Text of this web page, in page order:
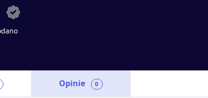
Opinie 0